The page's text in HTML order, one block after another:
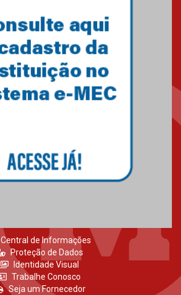
MackPesquisa 2026 prorroga
inscrições até 14 de agosto
15.06.2026
Central de Informações
Proteção de Dados
Identidade Visual
Trabalhe Conosco
Seja um Fornecedor